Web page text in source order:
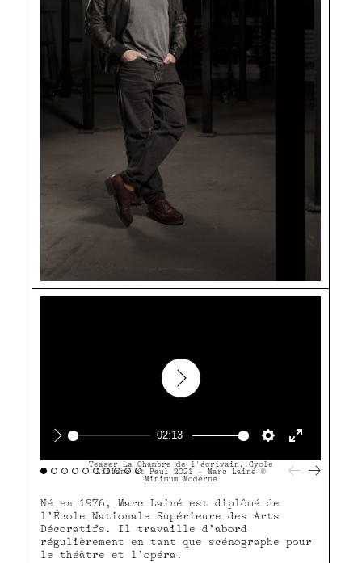
Play
02:13
fullscreen
Play
Teaser La Chambre de l'écrivain, Cycle
Liliane et Paul 2021 - Marc Lainé ©
Minimum Moderne
Né en 1976, Marc Lainé est diplômé de
l’École Nationale Supérieure des Arts
Décoratifs. Il travaille d’abord
régulièrement en tant que scénographe pour
le théâtre et l’opéra.